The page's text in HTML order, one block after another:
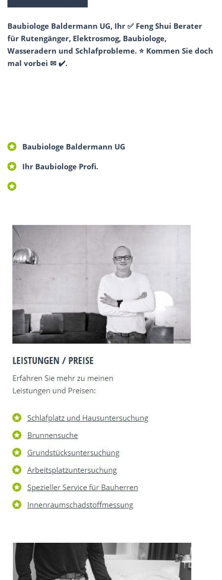
Baubiologe Baldermann UG, Ihr ✅ Feng Shui Berater
für Rutengänger, Elektrosmog, Baubiologe,
Wasseradern und Schlafprobleme. ⭐ Kommen Sie doch
mal vorbei ✉ ✔️.
Baubiologe Baldermann UG
Ihr Baubiologe Profi.